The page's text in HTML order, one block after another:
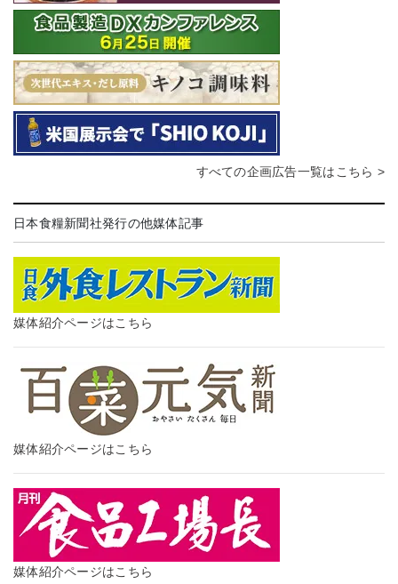
すべての企画広告一覧はこちら >
日本食糧新聞社発行の他媒体記事
媒体紹介ページはこちら
媒体紹介ページはこちら
媒体紹介ページはこちら